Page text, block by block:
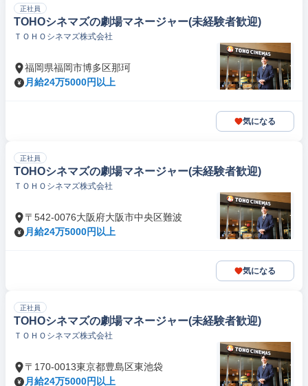
正社員
TOHOシネマズの劇場マネージャー(未経験者歓迎)
ＴＯＨＯシネマズ株式会社
福岡県福岡市博多区那珂
月給24万5000円以上
気になる
正社員
TOHOシネマズの劇場マネージャー(未経験者歓迎)
ＴＯＨＯシネマズ株式会社
〒542-0076大阪府大阪市中央区難波
月給24万5000円以上
気になる
正社員
TOHOシネマズの劇場マネージャー(未経験者歓迎)
ＴＯＨＯシネマズ株式会社
〒170-0013東京都豊島区東池袋
月給24万5000円以上